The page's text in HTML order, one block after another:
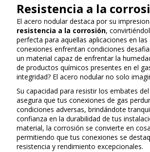
Resistencia a la
El acero nodular destaca por su
resistencia a la corrosión,
perfecta para aquellas aplicaciones en las
conexiones enfrentan condiciones
un material capaz de enfrentar la
de productos químicos presentes en el
integridad? El acero nodular no solo
Su capacidad para resistir los embates
asegura que tus conexiones de gas
condiciones adversas, brindándote
confianza en la durabilidad de tus
material, la corrosión se convierte en
permitiendo que tus conexiones se
resistencia y rendimiento excepcionales.